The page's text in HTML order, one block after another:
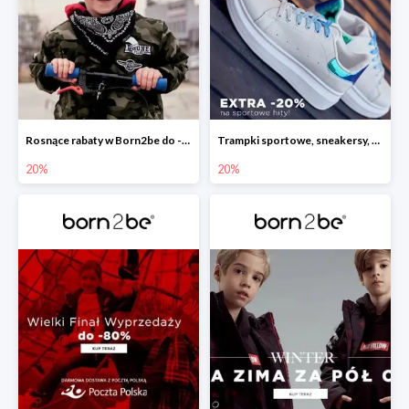
Rosnące rabaty w Born2be do -20%
20%
Trampki sportowe, sneakersy, tenisówki, creepersy i slip-ony już teraz z rabatem -20%!
20%